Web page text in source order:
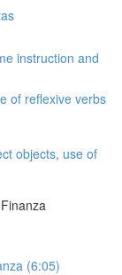
instruction and
of reflexive verbs
objects, use of
(6:05)